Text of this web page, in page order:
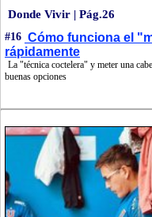
Donde Vivir | Pág.26
#16 Cómo funciona el
rápidamente
La "técnica coctelera" y meter una
buenas opciones